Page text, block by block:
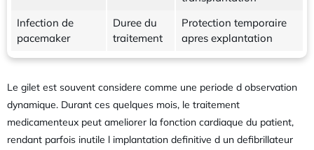
Infection de
pacemaker
Duree du
traitement
Protection temporaire
apres explantation
Le gilet est souvent considere comme une periode d observation
dynamique. Durant ces quelques mois, le traitement
medicamenteux peut ameliorer la fonction cardiaque du patient,
rendant parfois inutile l implantation definitive d un defibrillateur